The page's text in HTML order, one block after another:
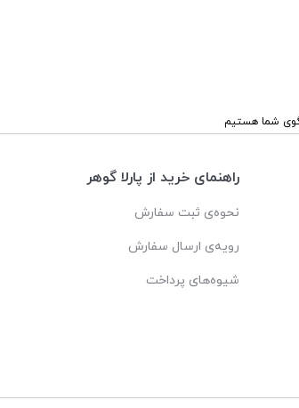
راهنمای خرید از پارلا گوهر
نحوه‌ی ثبت سفارش
رویه‌ی ارسال سفارش
شیوه‌های پرداخت